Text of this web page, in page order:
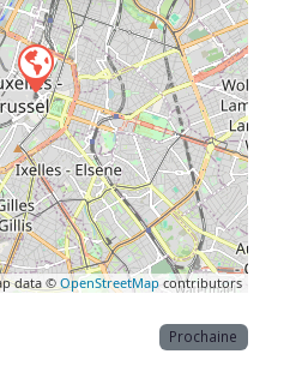
data ©OpenStreetMapcontributors
Prochaine